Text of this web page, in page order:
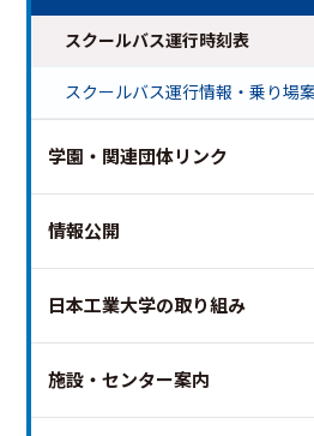
スクールバス運行時刻表
スクールバス運行情報・乗り場
学園・関連団体リンク
情報公開
日本工業大学の取り組み
施設・センター案内
※日付を選択すると時刻表が表示され
土曜ダイヤ 終バス18時台（新白
特別ダイヤ（オープンキャンパス）
運休日
未定 本日